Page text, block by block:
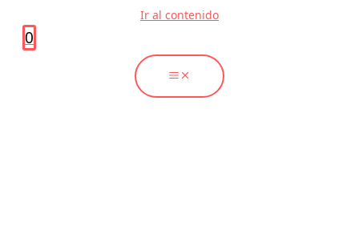
Ir al contenido
0